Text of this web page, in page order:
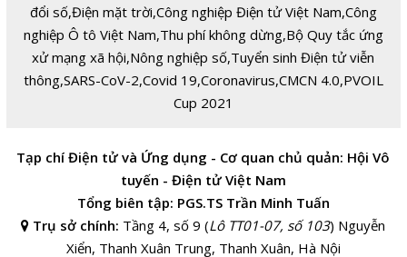
đổi số,Điện mặt trời,Công nghiệp Điện tử Việt Nam,Công
nghiệp Ô tô Việt Nam,Thu phí không dừng,Bộ Quy tắc ứng
xử mạng xã hội,Nông nghiệp số,Tuyển sinh Điện tử viễn
thông,SARS-CoV-2,Covid 19,Coronavirus,CMCN 4.0,PVOIL
Cup 2021
Tạp chí Điện tử và Ứng dụng - Cơ quan chủ quản: Hội Vô
tuyến - Điện tử Việt Nam
Tổng biên tập: PGS.TS Trần Minh Tuấn
Trụ sở chính: Tầng 4, số 9 (Lô TT01-07, số 103) Nguyễn
Xiển, Thanh Xuân Trung, Thanh Xuân, Hà Nội